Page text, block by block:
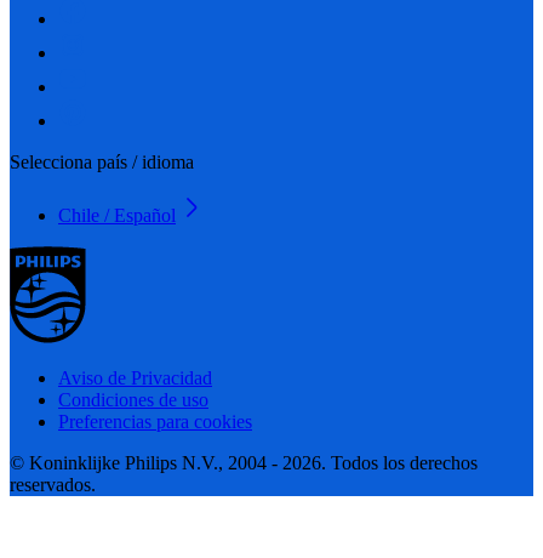
Selecciona país / idioma
Chile / Español
Aviso de Privacidad
Condiciones de uso
Preferencias para cookies
© Koninklijke Philips N.V., 2004 - 2026. Todos los derechos
reservados.